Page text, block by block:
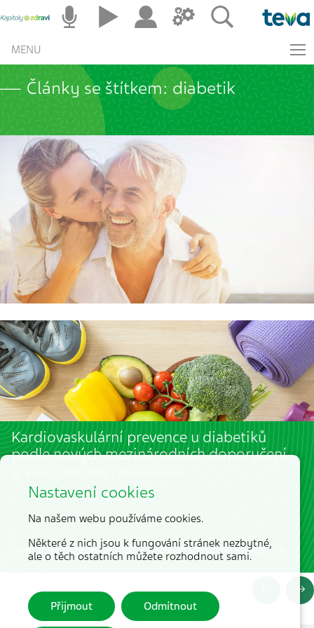
MENU
Články se štítkem: diabetik
Kardiovaskulární prevence u diabetiků
podle nových mezinárodních doporučení
Cílem je prevence diabetických komplikací a zlepšení kvality života.
Nastavení cookies
Na našem webu používáme cookies.
Některé z nich jsou k fungování stránek nezbytné,
ale o těch ostatních můžete rozhodnout sami.
Přijmout Odmítnout